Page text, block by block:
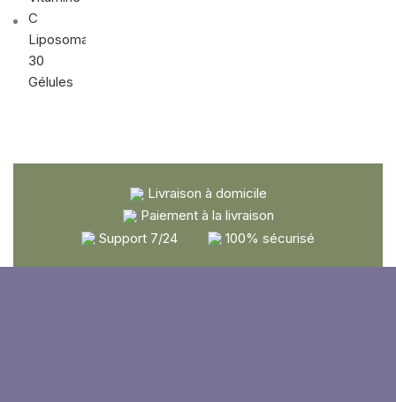
Livraison à domicile
Paiement à la livraison
Support 7/24
100% sécurisé